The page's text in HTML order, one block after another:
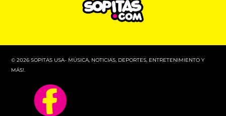
© 2026 SOPITAS USA- MÚSICA, NOTICIAS, DEPORTES, ENTRETENIMIENTO Y
MÁS!.